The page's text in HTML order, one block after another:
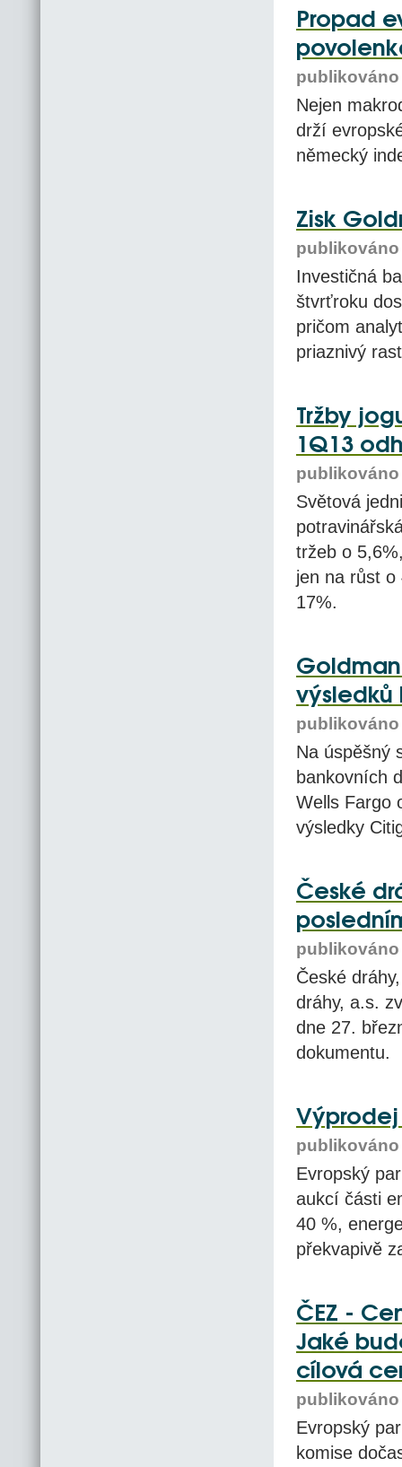
Propad
publikováno
Nejen
drží
německý
Zisk
publikováno
Investičná
štvrťroku
pričom
priaznivý
Tržby
1Q13
publikováno
Světová
tržeb o
jen na růst o
17%.
výsledků
publikováno
Na úspěšný
bankovních
Wells Fargo
výsledky
České
publikováno
České
dráhy, a.s.
dne 27.
dokumentu.
Výprodej
publikováno
Evropský
aukcí části
40 %,
překvapivě
ČEZ -
Jaké
cílová
publikováno
Evropský
komise